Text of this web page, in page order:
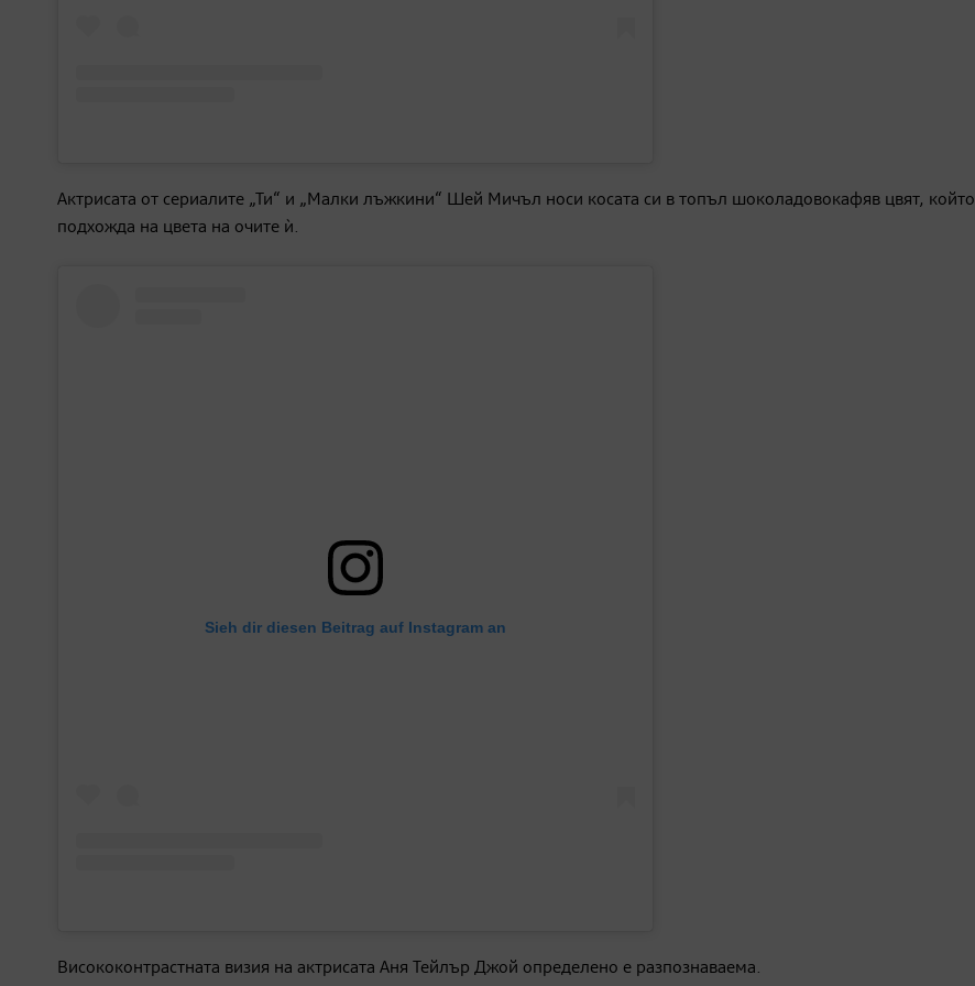
Актрисата от сериалите „Ти“ и „Малки лъжкини“ Шей Мичъл носи косата си в топъл шоколадовокафяв цвят, който
подхожда на цвета на очите ѝ.
Sieh dir diesen Beitrag auf Instagram an
Висококонтрастната визия на актрисата Аня Тейлър Джой определено е разпознаваема.